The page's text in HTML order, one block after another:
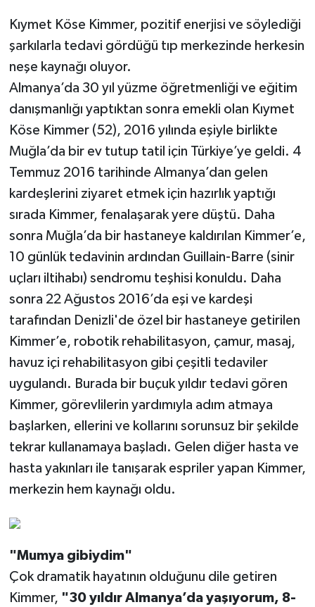
Kıymet Köse Kimmer, pozitif enerjisi ve söylediği
şarkılarla tedavi gördüğü tıp merkezinde herkesin
neşe kaynağı oluyor.
Almanya’da 30 yıl yüzme öğretmenliği ve eğitim
danışmanlığı yaptıktan sonra emekli olan Kıymet
Köse Kimmer (52), 2016 yılında eşiyle birlikte
Muğla’da bir ev tutup tatil için Türkiye’ye geldi. 4
Temmuz 2016 tarihinde Almanya’dan gelen
kardeşlerini ziyaret etmek için hazırlık yaptığı
sırada Kimmer, fenalaşarak yere düştü. Daha
sonra Muğla’da bir hastaneye kaldırılan Kimmer’e,
10 günlük tedavinin ardından Guillain-Barre (sinir
uçları iltihabı) sendromu teşhisi konuldu. Daha
sonra 22 Ağustos 2016’da eşi ve kardeşi
tarafından Denizli'de özel bir hastaneye getirilen
Kimmer’e, robotik rehabilitasyon, çamur, masaj,
havuz içi rehabilitasyon gibi çeşitli tedaviler
uygulandı. Burada bir buçuk yıldır tedavi gören
Kimmer, görevlilerin yardımıyla adım atmaya
başlarken, ellerini ve kollarını sorunsuz bir şekilde
tekrar kullanamaya başladı. Gelen diğer hasta ve
hasta yakınları ile tanışarak espriler yapan Kimmer,
merkezin hem kaynağı oldu.
"Mumya gibiydim"
Çok dramatik hayatının olduğunu dile getiren
Kimmer, "30 yıldır Almanya’da yaşıyorum, 8-